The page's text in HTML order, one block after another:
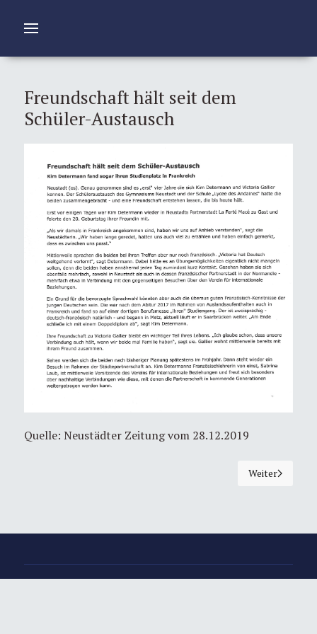
Freundschaft hält seit dem
Schüler-Austausch
Quelle: Neustädter Zeitung vom 28.12.2019
Nächster
Weiter